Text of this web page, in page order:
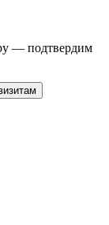
— подтвердим